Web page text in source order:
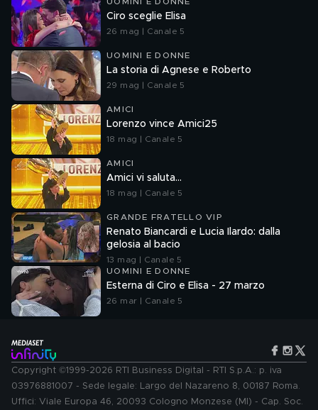
Ciro sceglie Elisa
26 mag | Canale 5
UOMINI E DONNE
La storia di Agnese e Roberto
29 mag | Canale 5
AMICI
Lorenzo vince Amici25
18 mag | Canale 5
AMICI
Amici vi saluta...
18 mag | Canale 5
GRANDE FRATELLO VIP
Renato Biancardi e Lucia Ilardo: dalla
gelosia al bacio
13 mag | Canale 5
UOMINI E DONNE
Esterna di Ciro e Elisa - 27 marzo
26 mar | Canale 5
Copyright ©1999-2026 RTI Business Digital - RTI S.p.A.: p. iva
03976881007 - Sede legale: Largo del Nazareno 8, 00187 Roma.
Uffici: Viale Europa 46, 20093 Cologno Monzese (MI) - Cap. Soc.